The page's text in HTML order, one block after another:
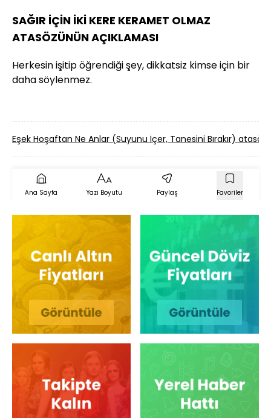
SAĞIR İÇİN İKİ KERE KERAMET OLMAZ
ATASÖZÜNÜN AÇIKLAMASI
Herkesin işitip öğrendiği şey, dikkatsiz kimse için bir
daha söylenmez.
Eşek Hoşaftan Ne Anlar (Suyunu İçer, Tanesini Bırakır)
Ana Sayfa Yazı Boyutu Paylaş Favoriler